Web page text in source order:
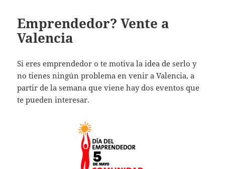
Emprendedor? Vente a
Valencia
Si eres emprendedor o te motiva la idea de serlo y
no tienes ningún problema en venir a Valencia, a
partir de la semana que viene hay dos eventos que
te pueden interesar.